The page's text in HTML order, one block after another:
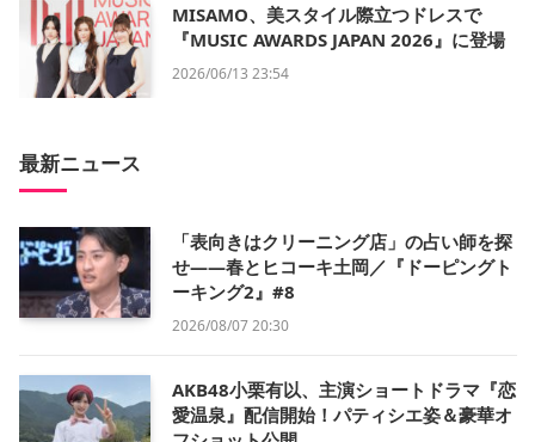
MISAMO、美スタイル際立つドレスで
『MUSIC AWARDS JAPAN 2026』に登場
2026/06/13 23:54
最新ニュース
「表向きはクリーニング店」の占い師を探
せ——春とヒコーキ土岡／『ドーピングト
ーキング2』#8
2026/08/07 20:30
AKB48小栗有以、主演ショートドラマ『恋
愛温泉』配信開始！パティシエ姿＆豪華オ